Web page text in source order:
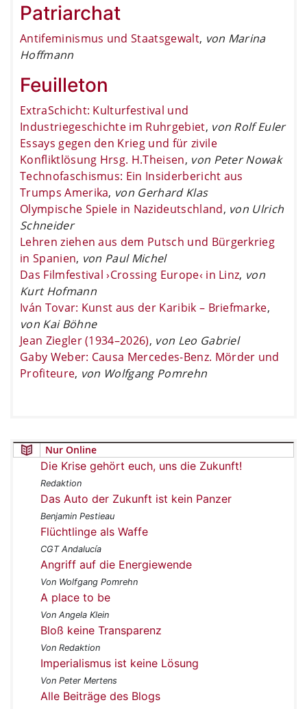
Patriarchat
Antifeminismus und Staatsgewalt, von Marina
Hoffmann
Feuilleton
ExtraSchicht: Kulturfestival und
Industriegeschichte im Ruhrgebiet, von Rolf Euler
Essays gegen den Krieg und für zivile
Konfliktlösung Hrsg. H.Theisen, von Peter Nowak
Technofaschismus: Ein Insiderbericht aus
Trumps Amerika, von Gerhard Klas
Olympische Spiele in Nazideutschland, von Ulrich
Schneider
Lehren ziehen aus dem Putsch und Bürgerkrieg
in Spanien, von Paul Michel
Das Filmfestival ›Crossing Europe‹ in Linz, von
Kurt Hofmann
Iván Tovar: Kunst aus der Karibik – Briefmarke,
von Kai Böhne
Jean Ziegler (1934–2026), von Leo Gabriel
Gaby Weber: Causa Mercedes-Benz. Mörder und
Profiteure, von Wolfgang Pomrehn
Nur Online
Die Krise gehört euch, uns die Zukunft!
Redaktion
Das Auto der Zukunft ist kein Panzer
Benjamin Pestieau
Flüchtlinge als Waffe
CGT Andalucía
Angriff auf die Energiewende
Von Wolfgang Pomrehn
A place to be
Von Angela Klein
Bloß keine Transparenz
Von Redaktion
Imperialismus ist keine Lösung
Von Peter Mertens
Alle Beiträge des Blogs